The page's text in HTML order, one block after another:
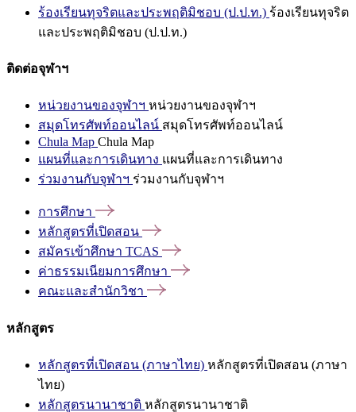
ร้องเรียนทุจริตและประพฤติมิชอบ (ป.ป.ท.) ร้องเรียนทุจริต
และประพฤติมิชอบ (ป.ป.ท.)
ติดต่อจุฬาฯ
หน่วยงานของจุฬาฯ หน่วยงานของจุฬาฯ
สมุดโทรศัพท์ออนไลน์ สมุดโทรศัพท์ออนไลน์
Chula Map Chula Map
แผนที่และการเดินทาง แผนที่และการเดินทาง
ร่วมงานกับจุฬาฯ ร่วมงานกับจุฬาฯ
การศึกษา
หลักสูตรที่เปิดสอน
สมัครเข้าศึกษา TCAS
ค่าธรรมเนียมการศึกษา
คณะและสำนักวิชา
หลักสูตร
หลักสูตรที่เปิดสอน (ภาษาไทย) หลักสูตรที่เปิดสอน (ภาษา
ไทย)
หลักสูตรนานาชาติ หลักสูตรนานาชาติ